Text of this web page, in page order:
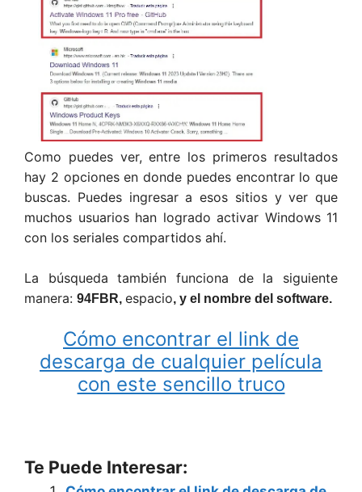
Como puedes ver, entre los primeros resultados
hay 2 opciones en donde puedes encontrar lo que
buscas. Puedes ingresar a esos sitios y ver que
muchos usuarios han logrado activar Windows 11
con los seriales compartidos ahí.
La búsqueda también funciona de la siguiente
manera: 94FBR, espacio, y el nombre del software.
Cómo encontrar el link de
descarga de cualquier película
con este sencillo truco
Te Puede Interesar: